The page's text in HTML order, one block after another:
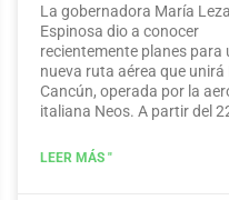
La gobernadora María
Espinosa dio a conocer
recientemente planes para
nueva ruta aérea que unirá
Cancún, operada por la
italiana Neos. A partir del
directos desde Italia a
LEER MÁS "